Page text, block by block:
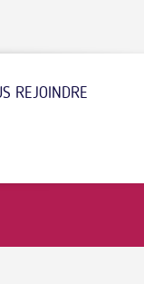
REJOINDRE